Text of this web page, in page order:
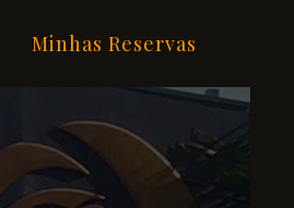
Minhas Reservas